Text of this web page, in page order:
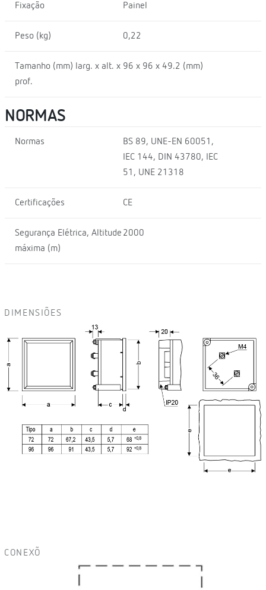
Fixação Painel
Peso (kg) 0,22
Tamanho (mm) larg. x alt. x
prof.
96 x 96 x 49.2 (mm)
NORMAS
Normas
BS 89, UNE-EN 60051,
IEC 144, DIN 43780, IEC
51, UNE 21318
Certificações CE
Segurança Elétrica, Altitude
máxima (m)
2000
DIMENSIÕES
CONEXÕ